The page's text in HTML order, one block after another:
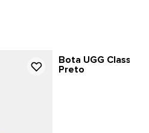
Bota UGG Classic
Preto